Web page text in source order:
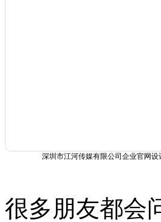
深圳市江河传媒有限公司企业官网设
很多朋友都会